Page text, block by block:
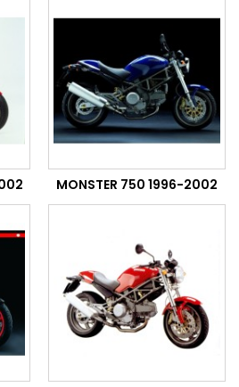
MONSTER 750 1996-2002